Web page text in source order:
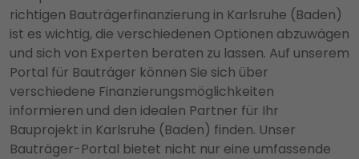
richtigen Bauträgerfinanzierung in Karlsruhe (Baden)
ist es wichtig, die verschiedenen Optionen abzuwägen
und sich von Experten beraten zu lassen. Auf unserem
Portal für Bauträger können Sie sich über
verschiedene Finanzierungsmöglichkeiten
informieren und den idealen Partner für Ihr
Bauprojekt in Karlsruhe (Baden) finden. Unser
Bauträger-Portal bietet nicht nur eine umfassende